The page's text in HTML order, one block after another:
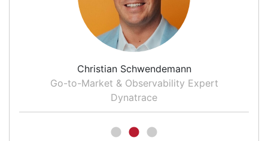
Christian Schwendemann
Go-to-Market & Observability Expert
Dynatrace